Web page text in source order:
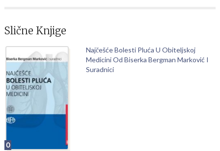
Slične Knjige
0
Najčešće Bolesti Pluća U Obiteljskoj
Medicini Od Biserka Bergman Marković I
Suradnici